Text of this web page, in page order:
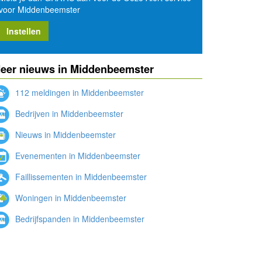
Middenbeemster
Instellen
nieuws in Middenbeemster
112 meldingen in Middenbeemster
Bedrijven in Middenbeemster
Nieuws in Middenbeemster
Evenementen in Middenbeemster
Faillissementen in Middenbeemster
Woningen in Middenbeemster
Bedrijfspanden in Middenbeemster